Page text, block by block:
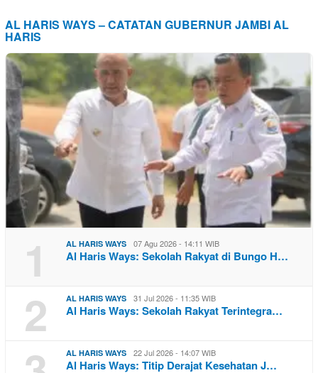
AL HARIS WAYS – CATATAN GUBERNUR JAMBI AL
HARIS
1 AL HARIS WAYS 07 Agu 2026 - 14:11 WIB
Al Haris Ways: Sekolah Rakyat di Bungo H…
2 AL HARIS WAYS 31 Jul 2026 - 11:35 WIB
Al Haris Ways: Sekolah Rakyat Terintegra…
AL HARIS WAYS 22 Jul 2026 - 14:07 WIB
Al Haris Ways: Titip Derajat Kesehatan J…